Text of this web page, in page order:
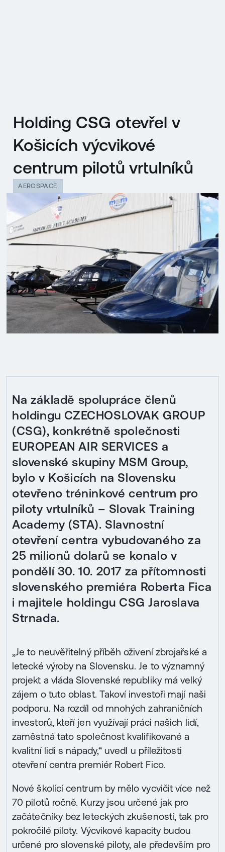
Holding CSG otevřel v
Košicích výcvikové
centrum pilotů vrtulníků
AEROSPACE
Na základě spolupráce členů
holdingu CZECHOSLOVAK GROUP
(CSG), konkrétně společnosti
EUROPEAN AIR SERVICES a
slovenské skupiny MSM Group,
bylo v Košicích na Slovensku
otevřeno tréninkové centrum pro
piloty vrtulníků – Slovak Training
Academy (STA). Slavnostní
otevření centra vybudovaného za
25 milionů dolarů se konalo v
pondělí 30. 10. 2017 za přítomnosti
slovenského premiéra Roberta Fica
i majitele holdingu CSG Jaroslava
Strnada.
„Je to neuvěřitelný příběh oživení zbrojařské a
letecké výroby na Slovensku. Je to významný
projekt a vláda Slovenské republiky má velký
zájem o tuto oblast. Takoví investoři mají naši
podporu. Na rozdíl od mnohých zahraničních
investorů, kteří jen využívají práci našich lidí,
zaměstná tato společnost kvalifikované a
kvalitní lidi s nápady,“ uvedl u příležitosti
otevření centra premiér Robert Fico.
Nové školící centrum by mělo vycvičit více než
70 pilotů ročně. Kurzy jsou určené jak pro
začátečníky bez leteckých zkušeností, tak pro
pokročilé piloty. Výcvikové kapacity budou
určené pro slovenské piloty, ale především pro